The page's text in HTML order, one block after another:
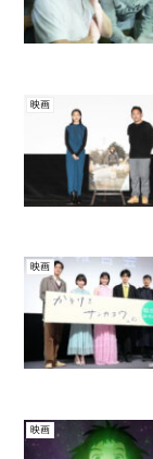
映画
映画
映画